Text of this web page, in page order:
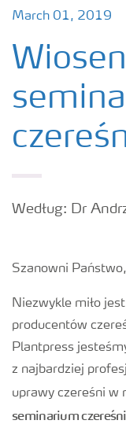
March 01, 2019
Według: Dr
Szanowni Państwo,
Niezwykle miło
producentów
Plantpress
z najbardziej
uprawy czereśni w
seminarium